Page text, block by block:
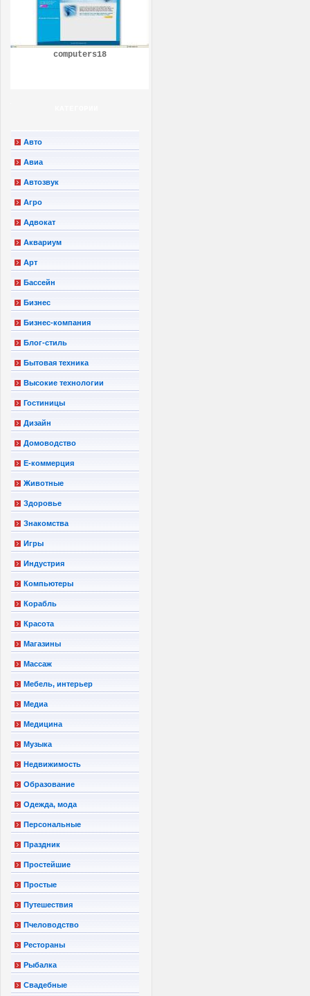
computers18
Авто
Авиа
Автозвук
Агро
Адвокат
Аквариум
Арт
Бассейн
Бизнес
Бизнес-компания
Блог-стиль
Бытовая техника
Высокие технологии
Гостиницы
Дизайн
Домоводство
Е-коммерция
Животные
Здоровье
Знакомства
Игры
Индустрия
Компьютеры
Корабль
Красота
Магазины
Массаж
Мебель, интерьер
Медиа
Медицина
Музыка
Недвижимость
Образование
Одежда, мода
Персональные
Праздник
Простейшие
Простые
Путешествия
Пчеловодство
Рестораны
Рыбалка
Свадебные